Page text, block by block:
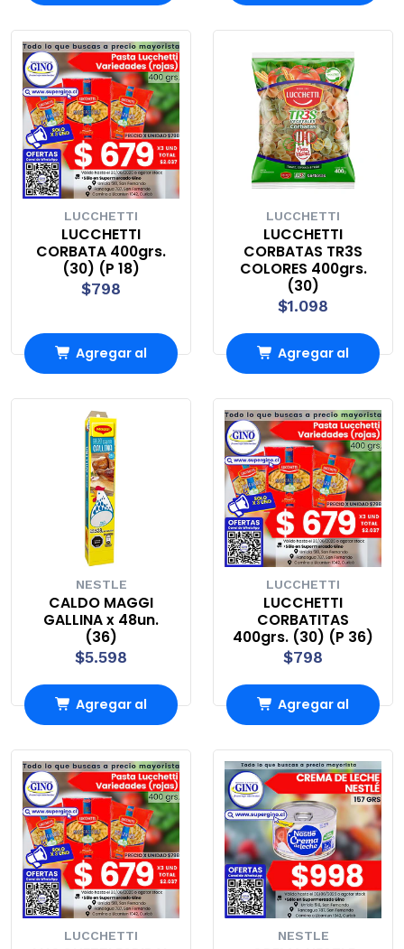
LUCCHETTI
LUCCHETTI
CORBATA 400grs.
(30) (P 18)
$798
Agregar al
LUCCHETTI
LUCCHETTI
CORBATAS TR3S
COLORES 400grs.
(30)
$1.098
Agregar al
NESTLE
CALDO MAGGI
GALLINA x 48un.
(36)
$5.598
Agregar al
LUCCHETTI
LUCCHETTI
CORBATITAS
400grs. (30) (P 36)
$798
Agregar al
LUCCHETTI NESTLE